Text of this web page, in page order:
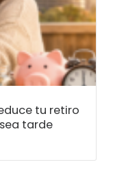
tu retiro
tarde